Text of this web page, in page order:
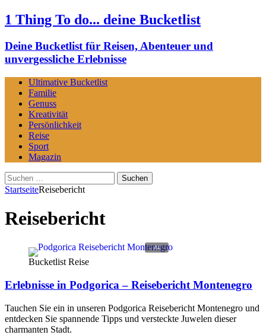
1 Thing To do... deine Bucketlist
Deine Bucketlist für Reisen, Abenteuer und
unvergessliche Erlebnisse
Ultimative Bucketlist
Familie
Genuss
Kreativität
Persönlichkeit
Reise
Sport
Magazin
Suchen
nach:
StartseiteReisebericht
Reisebericht
Bucketlist Reise
Erlebnisse in Podgorica – Reisebericht Montenegro
Tauchen Sie ein in unseren Podgorica Reisebericht Montenegro und
entdecken Sie spannende Tipps und versteckte Juwelen dieser
charmanten Stadt.